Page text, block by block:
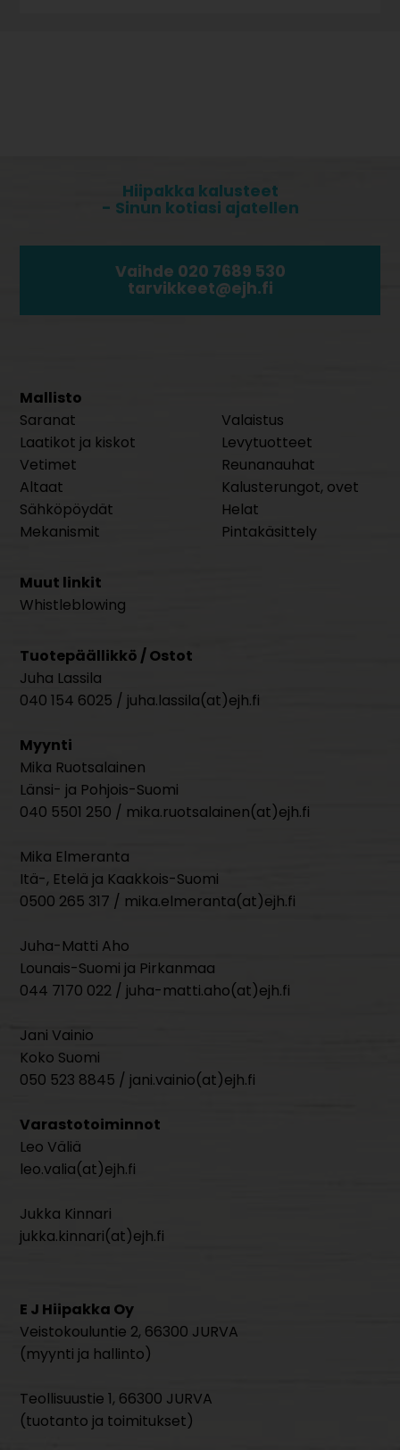
Hiipakka kalusteet
- Sinun kotiasi ajatellen
Vaihde 020 7689 530
tarvikkeet@ejh.fi
Mallisto
Saranat
Laatikot ja kiskot
Vetimet
Altaat
Sähköpöydät
Mekanismit
Valaistus
Levytuotteet
Reunanauhat
Kalusterungot, ovet
Helat
Pintakäsittely
Muut linkit
Whistleblowing
Tuotepäällikkö / Ostot
Juha Lassila
040 154 6025 / juha.lassila(at)ejh.fi
Myynti
Mika Ruotsalainen
Länsi- ja Pohjois-Suomi
040 5501 250 / mika.ruotsalainen(at)ejh.fi
Mika Elmeranta
Itä-, Etelä ja Kaakkois-Suomi
0500 265 317 / mika.elmeranta(at)ejh.fi
Juha-Matti Aho
Lounais-Suomi ja Pirkanmaa
044 7170 022 / juha-matti.aho(at)ejh.fi
Jani Vainio
Koko Suomi
050 523 8845 / jani.vainio(at)ejh.fi
Varastotoiminnot
Leo Väliä
leo.valia(at)ejh.fi
Jukka Kinnari
jukka.kinnari(at)ejh.fi
E J Hiipakka Oy
Veistokouluntie 2, 66300 JURVA
(myynti ja hallinto)
Teollisuustie 1, 66300 JURVA
(tuotanto ja toimitukset)